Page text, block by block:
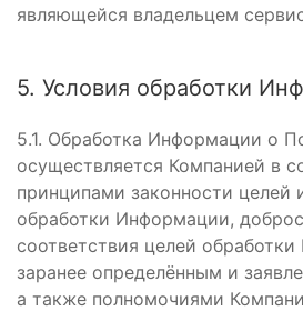
являющейся владельцем
5. Условия обработки
5.1. Обработка Информации о
осуществляется Компанией в
принципами законности целей
обработки Информации,
соответствия целей
заранее определённым и
а также полномочиями